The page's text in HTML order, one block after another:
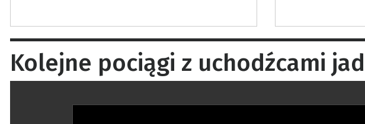
Kolejne pociągi z uchodźcami